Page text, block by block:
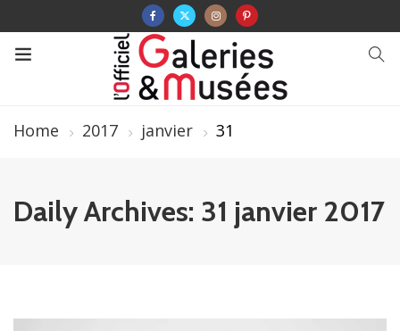
Home 2017 janvier 31
Daily Archives: 31 janvier 2017